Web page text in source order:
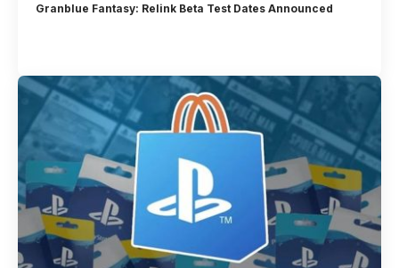
Granblue Fantasy: Relink Beta Test Dates Announced